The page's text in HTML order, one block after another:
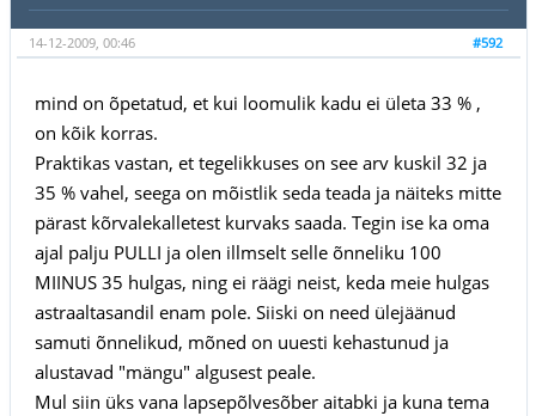
#592
14-12-2009, 00:46
mind on õpetatud, et kui loomulik kadu ei ületa 33 % ,
on kõik korras.
Praktikas vastan, et tegelikkuses on see arv kuskil 32 ja
35 % vahel, seega on mõistlik seda teada ja näiteks mitte
pärast kõrvalekalletest kurvaks saada. Tegin ise ka oma
ajal palju PULLI ja olen illmselt selle õnneliku 100
MIINUS 35 hulgas, ning ei räägi neist, keda meie hulgas
astraaltasandil enam pole. Siiski on need ülejäänud
samuti õnnelikud, mõned on uuesti kehastunud ja
alustavad "mängu" algusest peale.
Mul siin üks vana lapsepõlvesõber aitabki ja kuna tema